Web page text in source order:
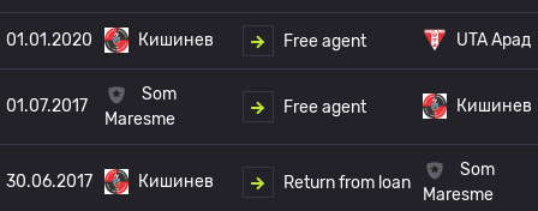
01.01.2020 Кишинев Free agent UTA Арад
01.07.2017
Som
Maresme
Free agent Кишинев
30.06.2017 Кишинев Return from loan
Som
Maresme